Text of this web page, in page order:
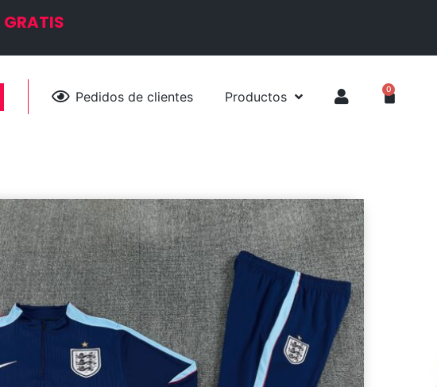
GRATIS
Pedidos de clientes Productos 0